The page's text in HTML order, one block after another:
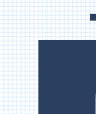
區
其
他
服
務
地